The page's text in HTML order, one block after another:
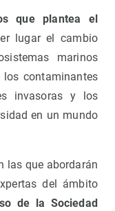
que plantea el
lugar el cambio
marinos
contaminantes
invasoras y los
en un mundo
las que abordarán
del ámbito
de la Sociedad